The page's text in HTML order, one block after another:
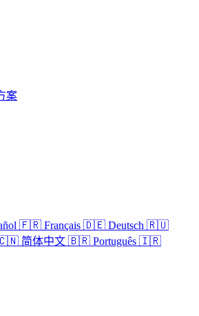
案
🇫🇷 Français 🇩🇪 Deutsch 🇷🇺
简体中文 🇧🇷 Português 🇮🇷